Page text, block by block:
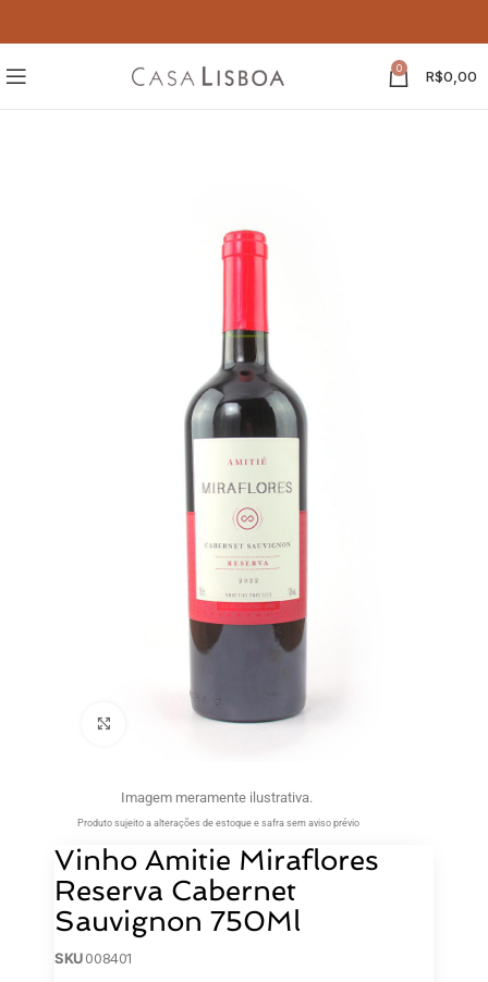
0 R$0,00
Clique para ampliar
Imagem meramente ilustrativa.
Produto sujeito a alterações de estoque e safra sem aviso prévio
Vinho Amitie Miraflores
Reserva Cabernet
Sauvignon 750Ml
SKU008401